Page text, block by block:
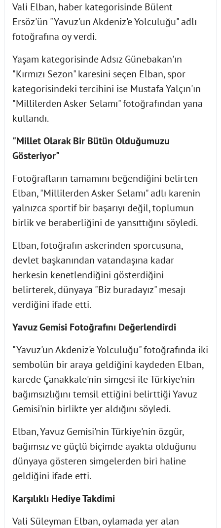
Vali Elban, haber kategorisinde Bülent
Ersöz'ün "Yavuz'un Akdeniz'e Yolculuğu" adlı
fotoğrafına oy verdi.
Yaşam kategorisinde Adsız Günebakan'ın
"Kırmızı Sezon" karesini seçen Elban, spor
kategorisindeki tercihini ise Mustafa Yalçın'ın
"Millilerden Asker Selamı" fotoğrafından yana
kullandı.
"Millet Olarak Bir Bütün Olduğumuzu
Gösteriyor"
Fotoğrafların tamamını beğendiğini belirten
Elban, "Millilerden Asker Selamı" adlı karenin
yalnızca sportif bir başarıyı değil, toplumun
birlik ve beraberliğini de yansıttığını söyledi.
Elban, fotoğrafın askerinden sporcusuna,
devlet başkanından vatandaşına kadar
herkesin kenetlendiğini gösterdiğini
belirterek, dünyaya "Biz buradayız" mesajı
verdiğini ifade etti.
Yavuz Gemisi Fotoğrafını Değerlendirdi
"Yavuz'un Akdeniz'e Yolculuğu" fotoğrafında iki
sembolün bir araya geldiğini kaydeden Elban,
karede Çanakkale'nin simgesi ile Türkiye'nin
bağımsızlığını temsil ettiğini belirttiği Yavuz
Gemisi'nin birlikte yer aldığını söyledi.
Elban, Yavuz Gemisi'nin Türkiye'nin özgür,
bağımsız ve güçlü biçimde ayakta olduğunu
dünyaya gösteren simgelerden biri haline
geldiğini ifade etti.
Karşılıklı Hediye Takdimi
Vali Süleyman Elban, oylamada yer alan